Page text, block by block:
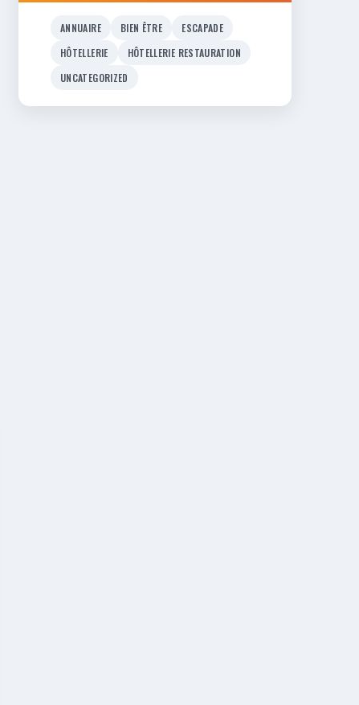
ANNUAIRE BIEN ÊTRE
ESCAPADE
HÔTELLERIE
HÔTELLERIE RESTAURATION
UNCATEGORIZED